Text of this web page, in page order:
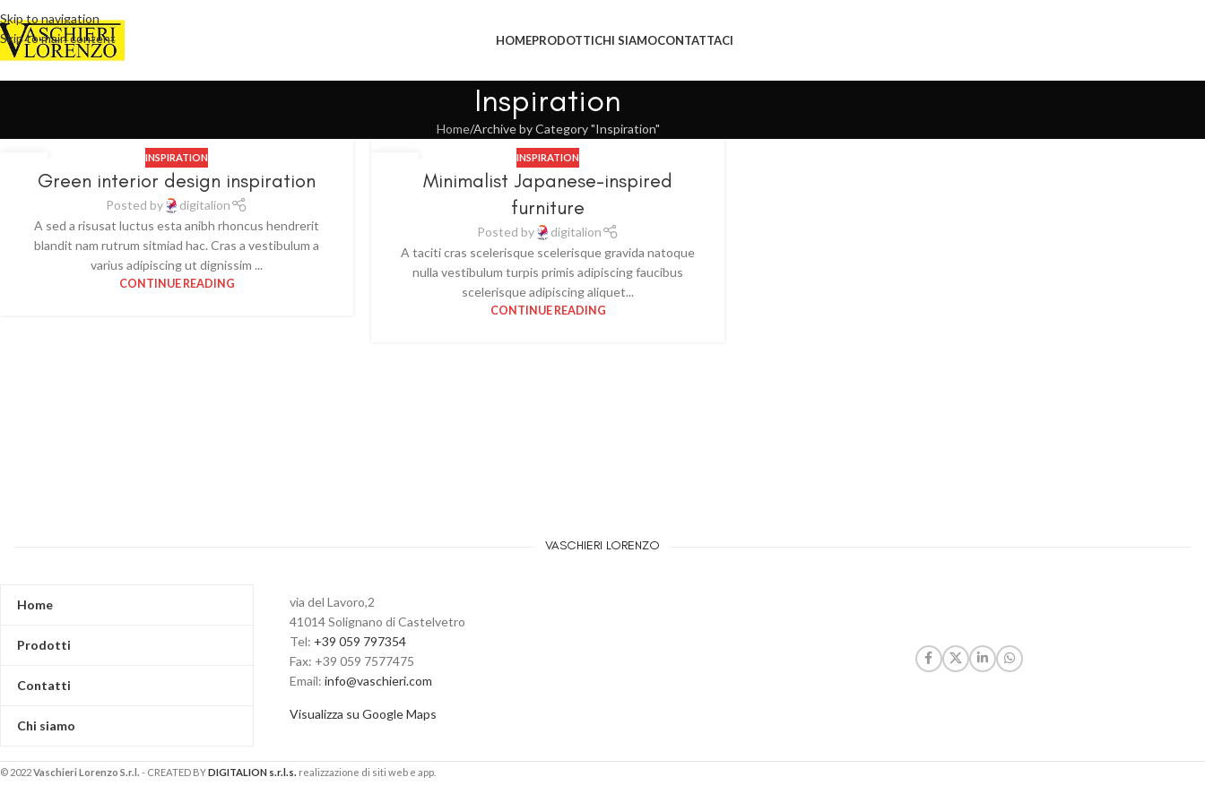
Skip to navigation
Skip to main content
HOMEPRODOTTICHI SIAMOCONTATTACI
Inspiration
Home Archive by Category "Inspiration"
INSPIRATION
Green interior design inspiration
Posted by
digitalion
A sed a risusat luctus esta anibh rhoncus hendrerit
blandit nam rutrum sitmiad hac. Cras a vestibulum a
varius adipiscing ut dignissim ...
CONTINUE READING
INSPIRATION
Minimalist Japanese-inspired
furniture
Posted by
digitalion
A taciti cras scelerisque scelerisque gravida natoque
nulla vestibulum turpis primis adipiscing faucibus
scelerisque adipiscing aliquet...
CONTINUE READING
VASCHIERI LORENZO
Home
Prodotti
Contatti
Chi siamo
via del Lavoro,2
41014 Solignano di Castelvetro
Tel: +39 059 797354
Fax: +39 059 7577475
Email: info@vaschieri.com
Visualizza su Google Maps
© 2022Vaschieri Lorenzo S.r.l. - CREATED BYDIGITALION s.r.l.s. realizzazione di siti web e app.